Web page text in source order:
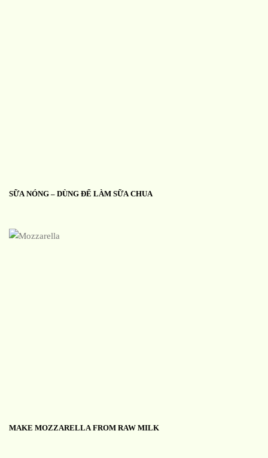
SỮA NÓNG – DÙNG ĐỂ LÀM SỮA CHUA
MAKE MOZZARELLA FROM RAW MILK